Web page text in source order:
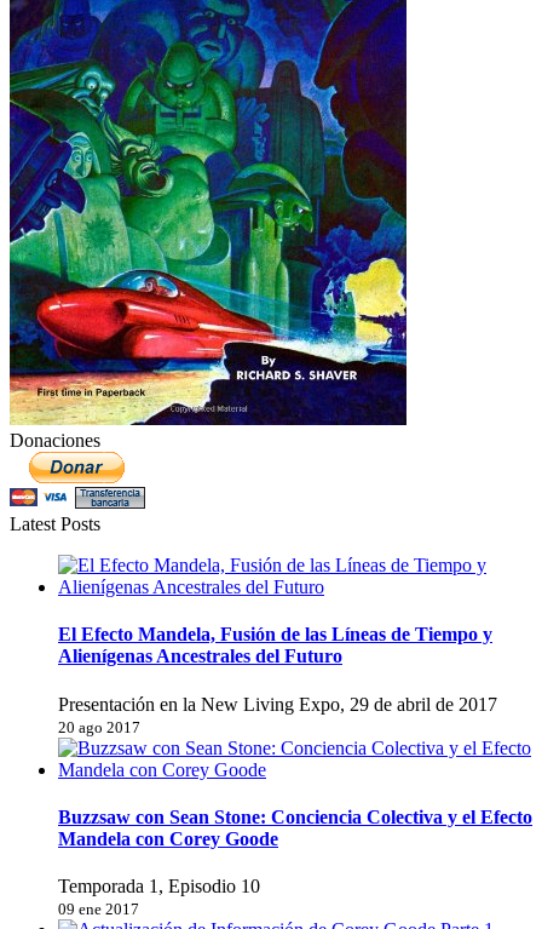
Donaciones
Latest Posts
El Efecto Mandela, Fusión de las Líneas de Tiempo y
Alienígenas Ancestrales del Futuro
Presentación en la New Living Expo, 29 de abril de 2017
20 ago 2017
Buzzsaw con Sean Stone: Conciencia Colectiva y el Efecto
Mandela con Corey Goode
Temporada 1, Episodio 10
09 ene 2017